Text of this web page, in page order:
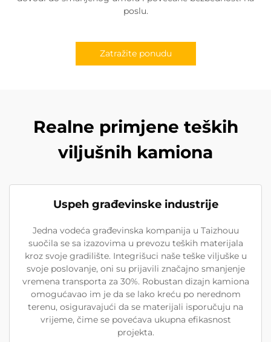
poslu.
Zatražite ponudu
Realne primjene teških
viljušnih kamiona
Uspeh građevinske industrije
Jedna vodeća građevinska kompanija u Taizhouu
suočila se sa izazovima u prevozu teških materijala
kroz svoje gradilište. Integrišuci naše teške viljuške u
svoje poslovanje, oni su prijavili značajno smanjenje
vremena transporta za 30%. Robustan dizajn kamiona
omogućavao im je da se lako kreću po nerednom
terenu, osiguravajući da se materijali isporučuju na
vrijeme, čime se povećava ukupna efikasnost
projekta.